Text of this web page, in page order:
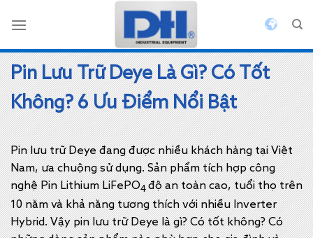
qua
dung
Pin Lưu Trữ Deye Là Gì? Có Tốt
Không? 6 Ưu Điểm Nổi Bật
Pin lưu trữ Deye đang được nhiều khách hàng tại Việt
Nam, ưa chuộng sử dụng. Sản phẩm tích hợp công
nghệ Pin Lithium LiFePO4độ an toàn cao, tuổi thọ trên
10 năm và khả năng tương thích với nhiều Inverter
Hybrid. Vậy pin lưu trữ Deye là gì? Có tốt không? Có